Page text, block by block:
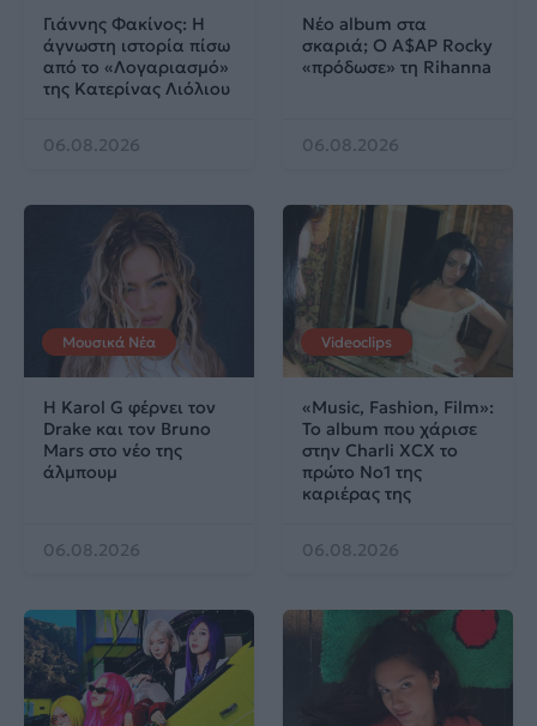
Γιάννης Φακίνος: Η
άγνωστη ιστορία πίσω
από το «Λογαριασμό»
της Κατερίνας Λιόλιου
06.08.2026
Νέο album στα
σκαριά; Ο A$AP Rocky
«πρόδωσε» τη Rihanna
06.08.2026
Μουσικά Νέα
Η Karol G φέρνει τον
Drake και τον Bruno
Mars στο νέο της
άλμπουμ
06.08.2026
Videoclips
«Music, Fashion, Film»:
Το album που χάρισε
στην Charli XCX το
πρώτο No1 της
καριέρας της
06.08.2026